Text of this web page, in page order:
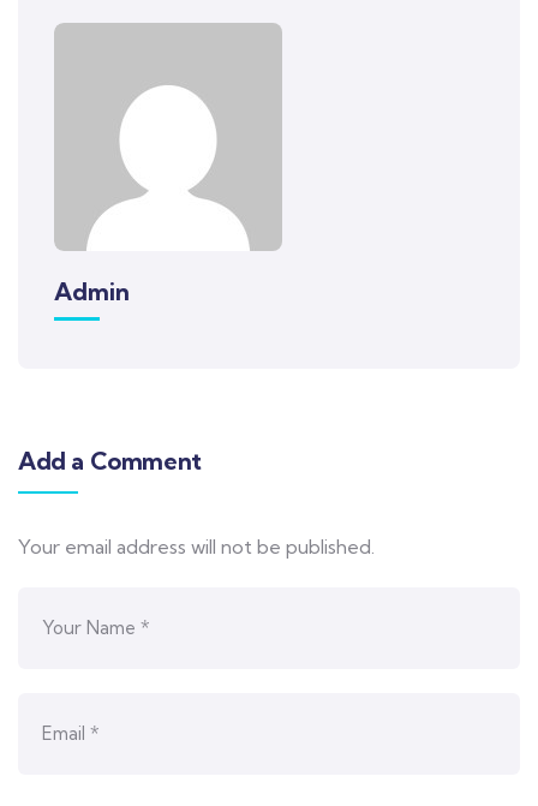
Admin
Add a Comment
Your email address will not be published.